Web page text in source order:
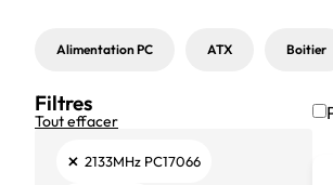
Alimentation PC ATX Boitier
Filtres
Tout effacer
× 2133MHz PC17066